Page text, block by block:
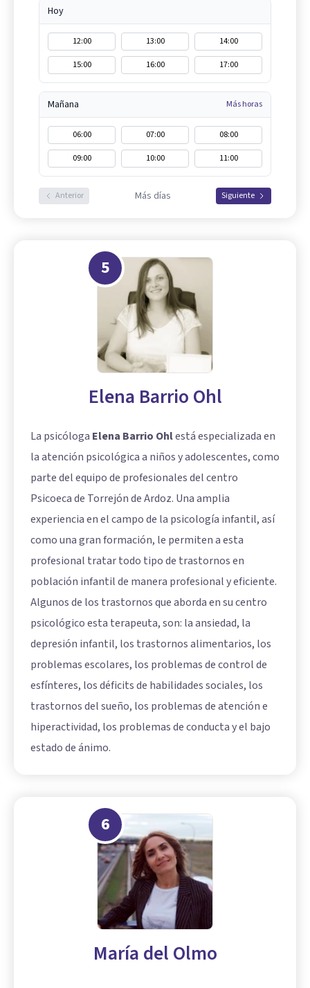
Hoy
12:00 13:00
14:00
15:00
16:00 17:00
Mañana Más horas
06:00 07:00
08:00
09:00
10:00 11:00
Anterior Más días Siguiente
5
Elena Barrio Ohl
La psicóloga Elena Barrio Ohlestá especializada en
la atención psicológica a niños y adolescentes, como
parte del equipo de profesionales del centro
Psicoeca de Torrejón de Ardoz. Una amplia
experiencia en el campo de la psicología infantil, así
como una gran formación, le permiten a esta
profesional tratar todo tipo de trastornos en
población infantil de manera profesional y eficiente.
Algunos de los trastornos que aborda en su centro
psicológico esta terapeuta, son: laansiedad, la
depresión infantil, los trastornos alimentarios, los
problemas escolares, los problemas de control de
esfínteres, los déficits de habilidades sociales, los
trastornos del sueño, los problemas de atención e
hiperactividad, los problemas de conducta y el bajo
estado de ánimo.
6
María del Olmo